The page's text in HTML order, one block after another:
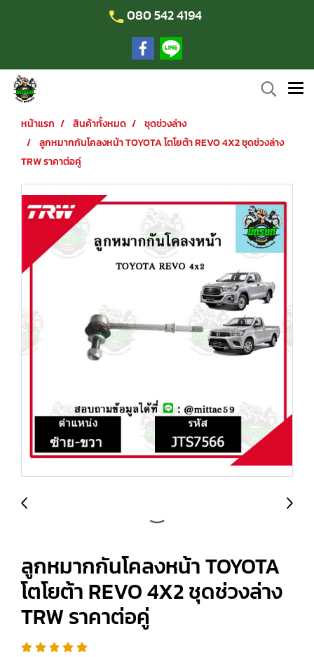
080 542 4194
หน้าแรก สินค้าทั้งหมด
ชุดช่วงล่าง
ลูกหมากกันโคลงหน้า TOYOTA โตโยต้า REVO 4X2 ชุดช่วงล่าง
TRW ราคาต่อคู่
ลูกหมากกันโคลงหน้า TOYOTA
โตโยต้า REVO 4X2 ชุดช่วงล่าง
TRW ราคาต่อคู่